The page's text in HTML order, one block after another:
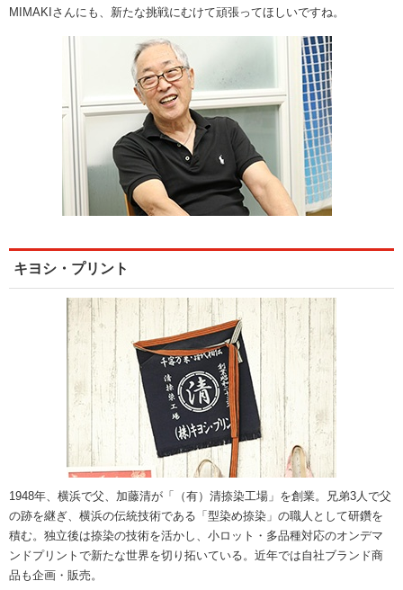
MIMAKIさんにも、新たな挑戦にむけて頑張ってほしいですね。
キヨシ・プリント
1948年、横浜で父、加藤清が「（有）清捺染工場」を創業。兄弟3人で父
の跡を継ぎ、横浜の伝統技術である「型染め捺染」の職人として研鑽を
積む。独立後は捺染の技術を活かし、小ロット・多品種対応のオンデマ
ンドプリントで新たな世界を切り拓いている。近年では自社ブランド商
品も企画・販売。